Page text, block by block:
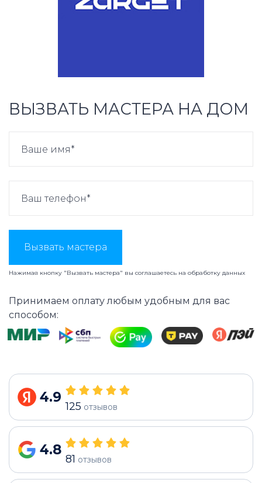
ВЫЗВАТЬ МАСТЕРА НА ДОМ
Вызвать мастера
Нажимая кнопку "Вызвать мастера" вы соглашаетесь на обработку данных
Принимаем оплату любым удобным для вас
способом:
4.9
125 отзывов
4.8
81 отзывов